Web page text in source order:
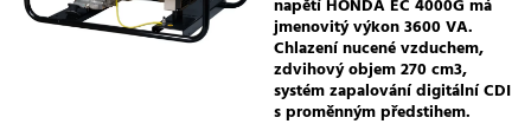
jmenovitý výkon 3600 VA.
Chlazení nucené vzduchem,
zdvihový objem 270 cm3,
systém zapalování digitální CDI
s proměnným předstihem.